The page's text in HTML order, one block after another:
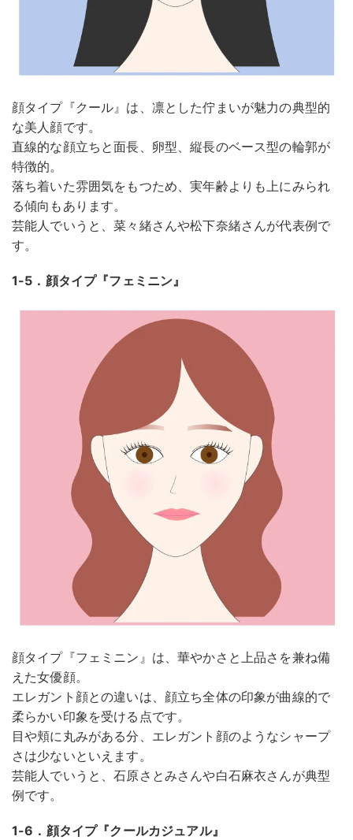
顔タイプ『クール』は、凛とした佇まいが魅力の典型的
な美人顔です。
直線的な顔立ちと面長、卵型、縦長のベース型の輪郭が
特徴的。
落ち着いた雰囲気をもつため、実年齢よりも上にみられ
る傾向もあります。
芸能人でいうと、菜々緒さんや松下奈緒さんが代表例で
す。
1-5．顔タイプ『フェミニン』
顔タイプ『フェミニン』は、華やかさと上品さを兼ね備
えた女優顔。
エレガント顔との違いは、顔立ち全体の印象が曲線的で
柔らかい印象を受ける点です。
目や頬に丸みがある分、エレガント顔のようなシャープ
さは少ないといえます。
芸能人でいうと、石原さとみさんや白石麻衣さんが典型
例です。
1-6．顔タイプ『クールカジュアル』